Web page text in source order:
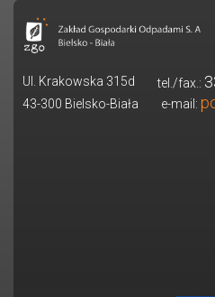
Ul. Krakowska 315d tel./fax.:
43-300 Bielsko-Biała e-mail: